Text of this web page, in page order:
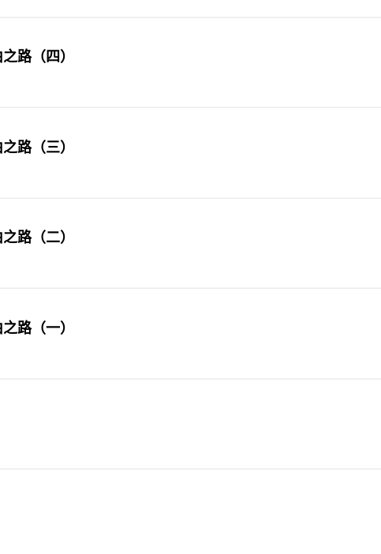
路（四）
路（三）
路（二）
路（一）